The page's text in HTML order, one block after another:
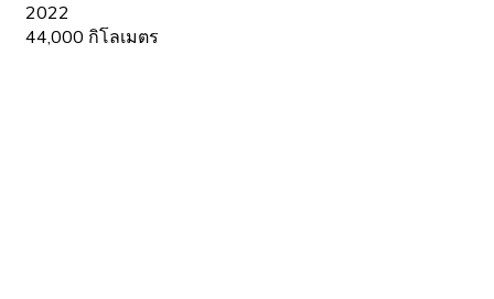
2022
44,000 กิโลเมตร